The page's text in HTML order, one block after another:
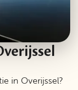
in Overijssel?